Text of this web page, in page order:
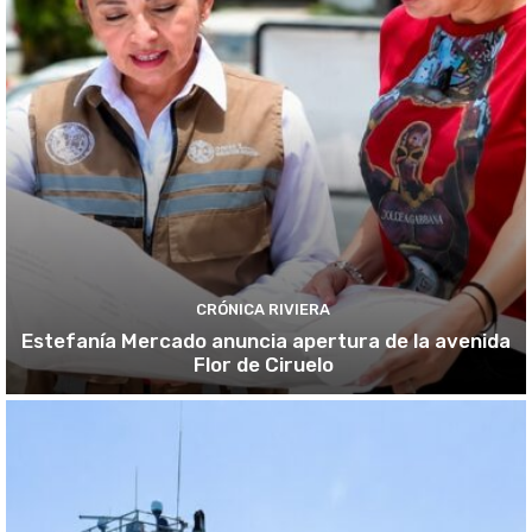
CRÓNICA RIVIERA
Estefanía Mercado anuncia apertura de la avenida
Flor de Ciruelo